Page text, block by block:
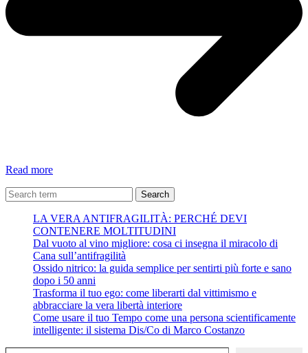
Read moreLe
Frasi
dal
Libro
TOP
“La
Via
del
Guerriero
di
Pace”
Search
LA VERA ANTIFRAGILITÀ: PERCHÉ DEVI
CONTENERE MOLTITUDINI
Dal vuoto al vino migliore: cosa ci insegna il miracolo di
Cana sull’antifragilità
Ossido nitrico: la guida semplice per sentirti più forte e sano
dopo i 50 anni
Trasforma il tuo ego: come liberarti dal vittimismo e
abbracciare la vera libertà interiore
Come usare il tuo Tempo come una persona scientificamente
intelligente: il sistema Dis/Co di Marco Costanzo
Digita la tua e-mail...